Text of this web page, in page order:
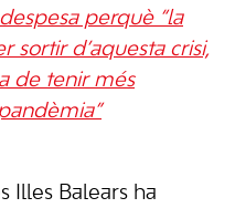
perquè “la
sortir d’aquesta crisi,
de tenir més
Illes Balears ha